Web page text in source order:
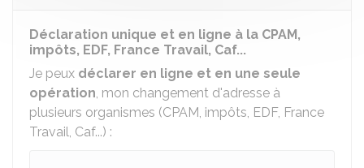
Déclaration unique et en ligne à la CPAM,
impôts, EDF, France Travail, Caf...
Je peux déclarer en ligne et en une seule
opération, mon changement d'adresse à
plusieurs organismes (CPAM, impôts, EDF, France
Travail, Caf...) :